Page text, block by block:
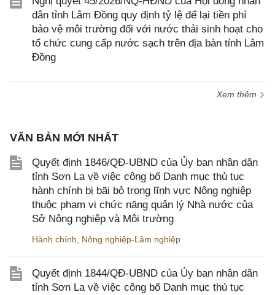
dân tỉnh Lâm Đồng quy định tỷ lệ để lại tiền phí
bảo vệ môi trường đối với nước thải sinh hoạt cho
tổ chức cung cấp nước sạch trên địa bàn tỉnh Lâm
Đồng
Xem thêm
VĂN BẢN MỚI NHẤT
Quyết định 1846/QĐ-UBND của Ủy ban nhân dân
tỉnh Sơn La về việc công bố Danh mục thủ tục
hành chính bị bãi bỏ trong lĩnh vực Nông nghiệp
thuộc phạm vi chức năng quản lý Nhà nước của
Sở Nông nghiệp và Môi trường
Hành chính Nông nghiệp-Lâm nghiệp
Quyết định 1844/QĐ-UBND của Ủy ban nhân dân
tỉnh Sơn La về việc công bố Danh mục thủ tục